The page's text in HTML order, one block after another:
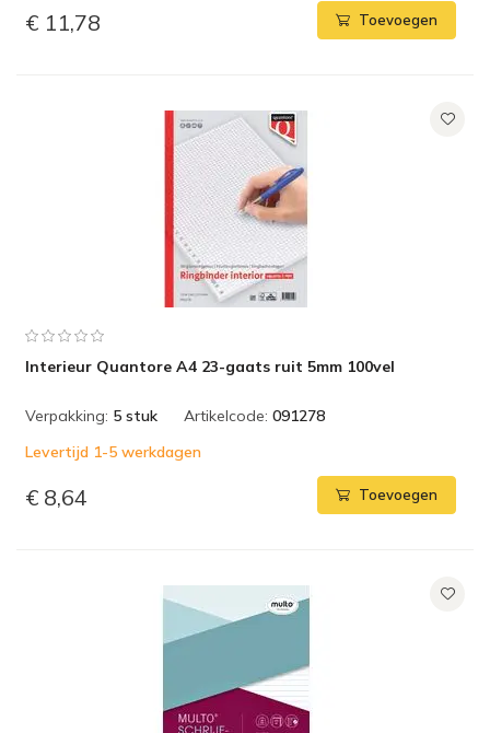
€ 11,78 Toevoegen
Interieur Quantore A4 23-gaats ruit 5mm 100vel
Verpakking: 5 stuk Artikelcode: 091278
Levertijd 1-5 werkdagen
€ 8,64 Toevoegen